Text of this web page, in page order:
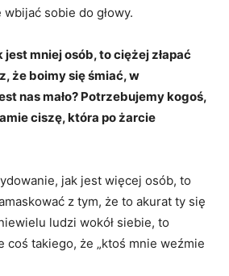
sobie do głowy.
jest mniej osób, to ciężej złapać
że boimy się śmiać, w
nas mało? Potrzebujemy kogoś,
ciszę, która po żarcie
jak jest więcej osób, to
z tym, że to akurat ty się
ludzi wokół siebie, to
coś takiego, że „ktoś mnie weźmie